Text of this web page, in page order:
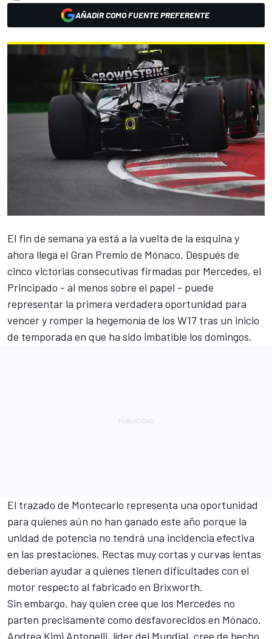
AÑADIR COMO FUENTE PREFERENTE
El fin de semana ya está a la vuelta de la esquina y
ahora llega el Gran Premio de Mónaco. Después de
cinco victorias consecutivas firmadas por Mercedes, el
Principado - al menos sobre el papel - puede
representar la primera verdadera oportunidad para
vencer y romper la hegemonía de los W17 tras un inicio
de temporada en que ha sido imbatible los domingos.
El trazado de Montecarlo representa una oportunidad
para quienes aún no han ganado este año porque la
unidad de potencia no tendrá una incidencia efectiva
en las prestaciones. Rectas muy cortas y curvas lentas
deberían ayudar a quienes tienen dificultades con el
motor respecto al fabricado en Brixworth.
Sin embargo, hay quien cree que los Mercedes no
parten precisamente como desfavorecidos en Mónaco.
Andrea Kimi Antonelli, líder del Mundial, cree de hecho